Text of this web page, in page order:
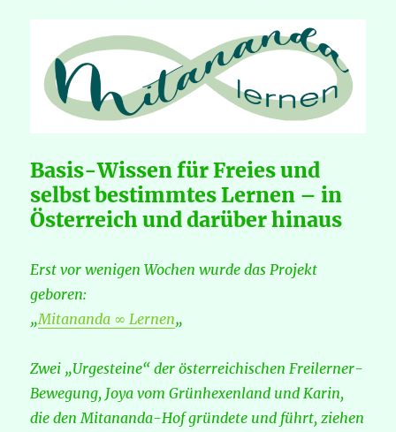
Bilderbuch-
Projekt
der
Neuen
Basis-Wissen für Freies und
selbst bestimmtes Lernen – in
Österreich und darüber hinaus
Erst vor wenigen Wochen wurde das Projekt
geboren:
„Mitananda ∞ Lernen„
Zwei „Urgesteine“ der österreichischen Freilerner-
Bewegung, Joya vom Grünhexenland und Karin,
die den Mitananda-Hof gründete und führt, ziehen